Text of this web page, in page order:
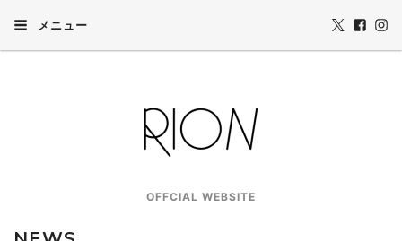
メニュー
OFFCIAL WEBSITE